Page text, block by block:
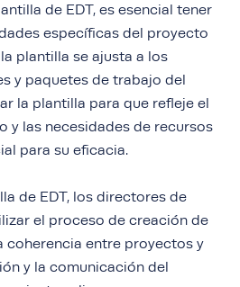
de EDT, es esencial tener
específicas del proyecto
plantilla se ajusta a los
y paquetes de trabajo del
la plantilla para que refleje el
y las necesidades de recursos
para su eficacia.
de EDT, los directores de
el proceso de creación de
coherencia entre proyectos y
y la comunicación del